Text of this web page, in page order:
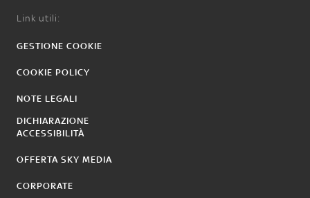
Link utili:
GESTIONE COOKIE
COOKIE POLICY
NOTE LEGALI
DICHIARAZIONE
ACCESSIBILITÀ
OFFERTA SKY MEDIA
CORPORATE